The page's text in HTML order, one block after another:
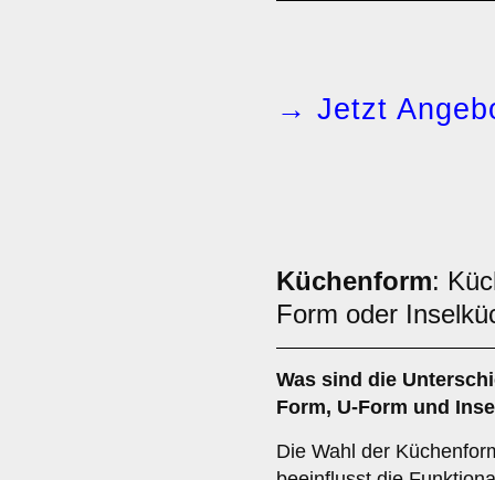
→ Jetzt
Küchenform:
Form oder
Was sind die
Form, U-Form und
Die Wahl der